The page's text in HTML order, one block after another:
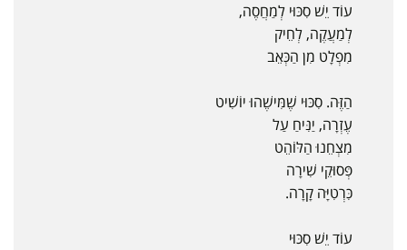
עוֹד יֵשׁ סִכּוּי לְמַחֲסֶה,
לְמַעֲקֶה, לְחֵיק
מִפְלָט מִן הַכְּאֵב
הַזֶּה. סִכּוּי שֶׁמִּישֶׁהוּ יוֹשִׁיט
עֶזְרָה, יַנִּיחַ עַל
מִצְחֵנוּ הַלּוֹהֵט
פְּסוּקֵי שִׁירָה
כִּרְטִיָּה קָרָה.
עוֹד יֵשׁ סִכּוּי